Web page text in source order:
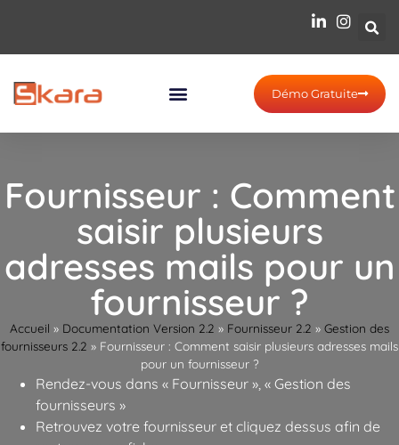
Démo Gratuite
Fournisseur : Comment
saisir plusieurs
adresses mails pour un
fournisseur ?
Accueil » Documentation Version 2.2 » Fournisseur 2.2 » Gestion des
fournisseurs 2.2 » Fournisseur : Comment saisir plusieurs adresses mails
pour un fournisseur ?
Rendez-vous dans « Fournisseur », « Gestion des
fournisseurs »
Retrouvez votre fournisseur et cliquez dessus afin de